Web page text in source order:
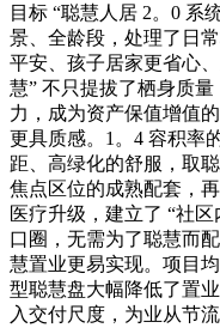
目标 “聪慧人居 2。0 系
景、全龄段，处理了日
平安、孩子居家更省心
慧” 不只提拔了栖身质
力，成为资产保值增值
更具质感。1。4 容积率
距、高绿化的舒服，取
焦点区位的成熟配套，
医疗升级，建立了 “社
口圈，无需为了聪慧而
慧置业更易实现。项目
型聪慧盘大幅降低了置
入交付尺度，为业从节